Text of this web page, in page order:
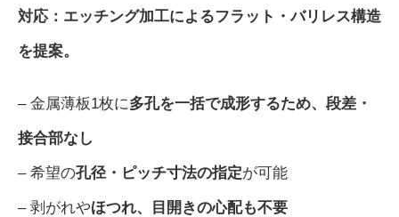
対応：エッチング加工によるフラット・バリレス構造
を提案。
– 金属薄板1枚に多孔を一括で成形するため、 段差・
接合部なし
– 希望の孔径・ピッチ寸法の指定が可能
– 剥がれやほつれ、目開きの心配も不要